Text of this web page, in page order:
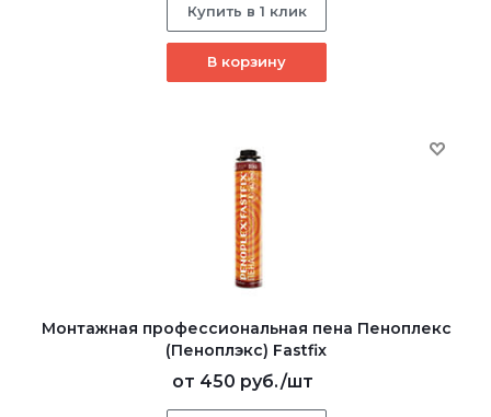
Купить в 1 клик
В корзину
Монтажная профессиональная пена Пеноплекс
(Пеноплэкс) Fastfix
от 450 руб./шт